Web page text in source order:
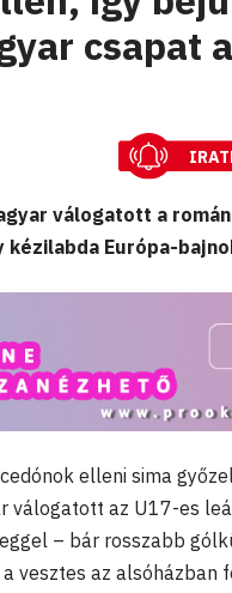
csapat
válogatott a
Európa-
elleni sima
válogatott az U17-es
– bár rosszabb
vesztes az